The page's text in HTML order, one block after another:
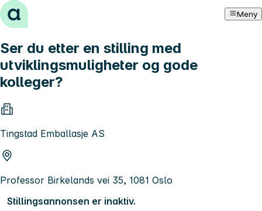
Hopp til innhold Meny
Ser du etter en stilling med
utviklingsmuligheter og gode
kolleger?
Tingstad Emballasje AS
Professor Birkelands vei 35, 1081 Oslo
Stillingsannonsen er inaktiv.